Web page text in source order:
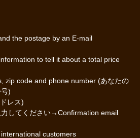
the postage by an E-mail
to tell it about a total price
zip code and phone number (あなたの
)
レス)
してください→Confirmation email
customers